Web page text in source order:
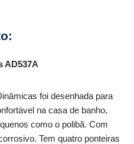
AD537A
foi desenhada para
na casa de banho,
como o polibã. Com
Tem quatro ponteiras